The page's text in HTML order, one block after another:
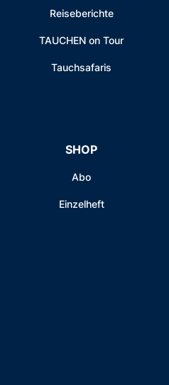
Reiseberichte
TAUCHEN on Tour
Tauchsafaris
SHOP
Abo
Einzelheft